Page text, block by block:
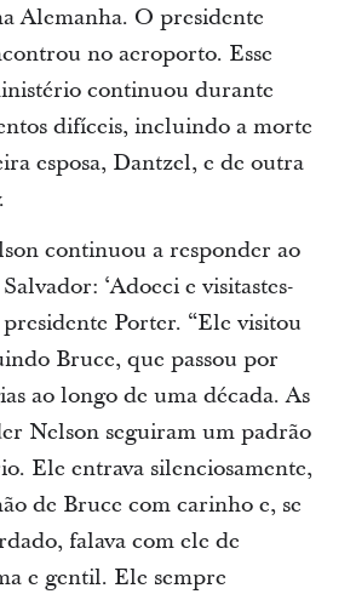
Alemanha. O presidente
no aeroporto. Esse
continuou durante
difíceis, incluindo a morte
esposa, Dantzel, e de outra
continuou a responder ao
‘Adoeci e visitastes-
presidente Porter. “Ele visitou
Bruce, que passou por
ao longo de uma década. As
Nelson seguiram um padrão
Ele entrava silenciosamente,
de Bruce com carinho e, se
falava com ele de
e gentil. Ele sempre